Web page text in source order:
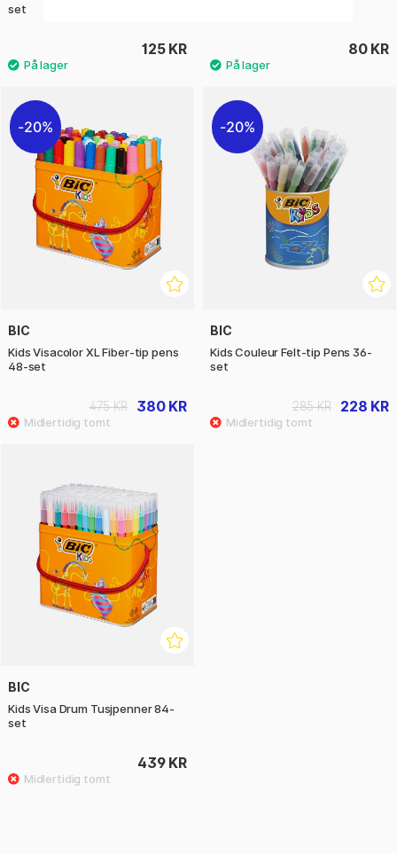
set
125 KR 80 KR
20%
BIC
Kids Visacolor XL Fiber-tip pens
48-set
380 KR
475 KR
20%
BIC
Kids Couleur Felt-tip Pens 36-
set
228 KR
285 KR
BIC
Kids Visa Drum Tusjpenner 84-
set
439 KR